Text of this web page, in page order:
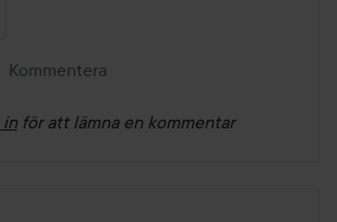
Kommentera
in för att lämna en kommentar